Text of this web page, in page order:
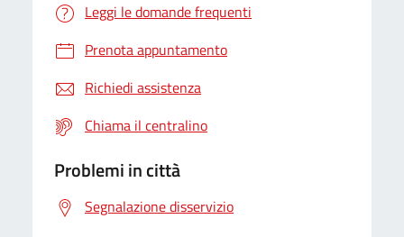
Leggi le domande frequenti
Prenota appuntamento
Richiedi assistenza
Chiama il centralino
Problemi in città
Segnalazione disservizio